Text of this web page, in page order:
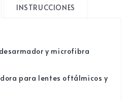
y microfibra
para lentes oftálmicos y
INSTRUCCIONES